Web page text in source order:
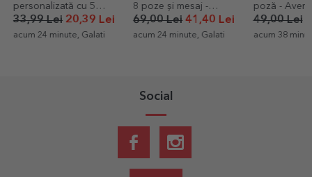
8 poze și mesaj -
format mare
69,00 Lei41,40 Lei
acum 24 minute, Galati
poză - Aventură
49,00 Lei39,20 Lei
acum 38 minute, Timis
premium -
10x10cm
1,80 Lei
acum 38
Social